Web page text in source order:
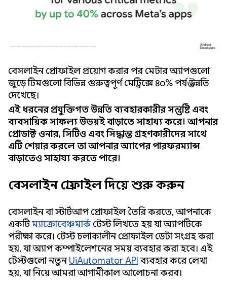
বেসলাইন প্রোফাইল প্রয়োগ করার পর মেটার অ্যাপগুলো
জুড়ে টিমগুলো বিভিন্ন গুরুত্বপূর্ণ মেট্রিক্সে ৪০% পর্যন্ত উন্নতি
দেখেছে।
এই ধরনের প্রযুক্তিগত উন্নতি ব্যবহারকারীর সন্তুষ্টি এবং
ব্যবসায়িক সাফল্য উভয়ই বাড়াতে সাহায্য করে। আপনার
প্রোডাক্ট ওনার, সিটিও এবং সিদ্ধান্ত গ্রহণকারীদের সাথে
এটি শেয়ার করলে তা আপনার অ্যাপের পারফরম্যান্স
বাড়াতেও সাহায্য করতে পারে।
বেসলাইন প্রোফাইল দিয়ে শুরু করুন
বেসলাইন বা স্টার্টআপ প্রোফাইল তৈরি করতে, আপনাকে
একটিম্যাক্রোবেঞ্চমার্ক টেস্ট লিখতে হয় যা অ্যাপটিকে
পরীক্ষা করে। টেস্ট চলাকালীন প্রোফাইল ডেটা সংগ্রহ করা
হয়, যা অ্যাপ কম্পাইলেশনের সময় ব্যবহার করা হবে। এই
টেস্টগুলো নতুনUiAutomator API ব্যবহার করে লেখা
হয়, যা নিয়ে আমরা আগামীকাল আলোচনা করব।